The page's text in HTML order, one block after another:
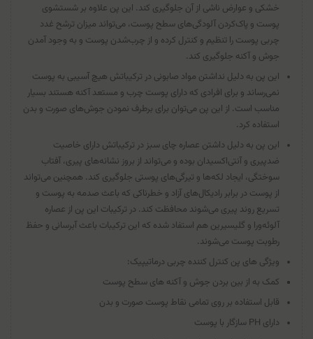
خشکی و عوارض ناشی از آن جلوگیری کند. این پن علاوه بر شستشوی
پوست و پاک‌کردن آلودگی‌های سطح پوست، می‌تواند میزان ترشح غدد
چربی پوست را تنظیم و کنترل کرده و از چرب‌شدن پوست و به وجود‌ آمدن
جوش و آکنه جلوگیری کند.
این پن به دلیل نداشتن مواد صابونی در ترکیباتش هیچ آسیبی به پوست
نمی‌رساند و برای افرادی که دارای پوست چرب و مستعد آکنه هستند بسیار
مناسب است. از این پن می‌توان برای برطرف نمودن جوش‌های صورت و بدن
استفاده کرد.
این پن به دلیل داشتن عصاره چای سبز در ترکیباتش دارای خاصیت
ضد‌پیری و آنتی‌اکسیدان بوده و می‌تواند از بروز نشانه‌های پیری، آفتاب
سوختگی، ایجاد لکه‌ها و تیرگی‌های پوستی جلوگیری کند. همچنین می‌تواند
از پوست در برابر رادیکال‌های آزاد و خطرناکی که باعث صدمه به پوست و
تسریع روند پیری می‌شوند محافظت کند. در ترکیبات این پن از عصاره
آلوئه‌ورا و گلیسیرین هم استفاد شده که این ترکیبات باعث آبرسانی و حفظ
رطوبت پوست می‌شوند.
ویژگی های پن کنترل‌ کننده چربی درماتیپیک:
کمک به از بین بردن جوش و آکنه ‌های سطح پوست
قابل استفاده بر روی تمامی نقاط پوست صورت و بدن
دارای PH سازگار با پوست